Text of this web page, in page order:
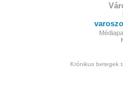
Krónikus betegek